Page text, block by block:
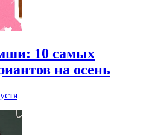
10 самых
на осень